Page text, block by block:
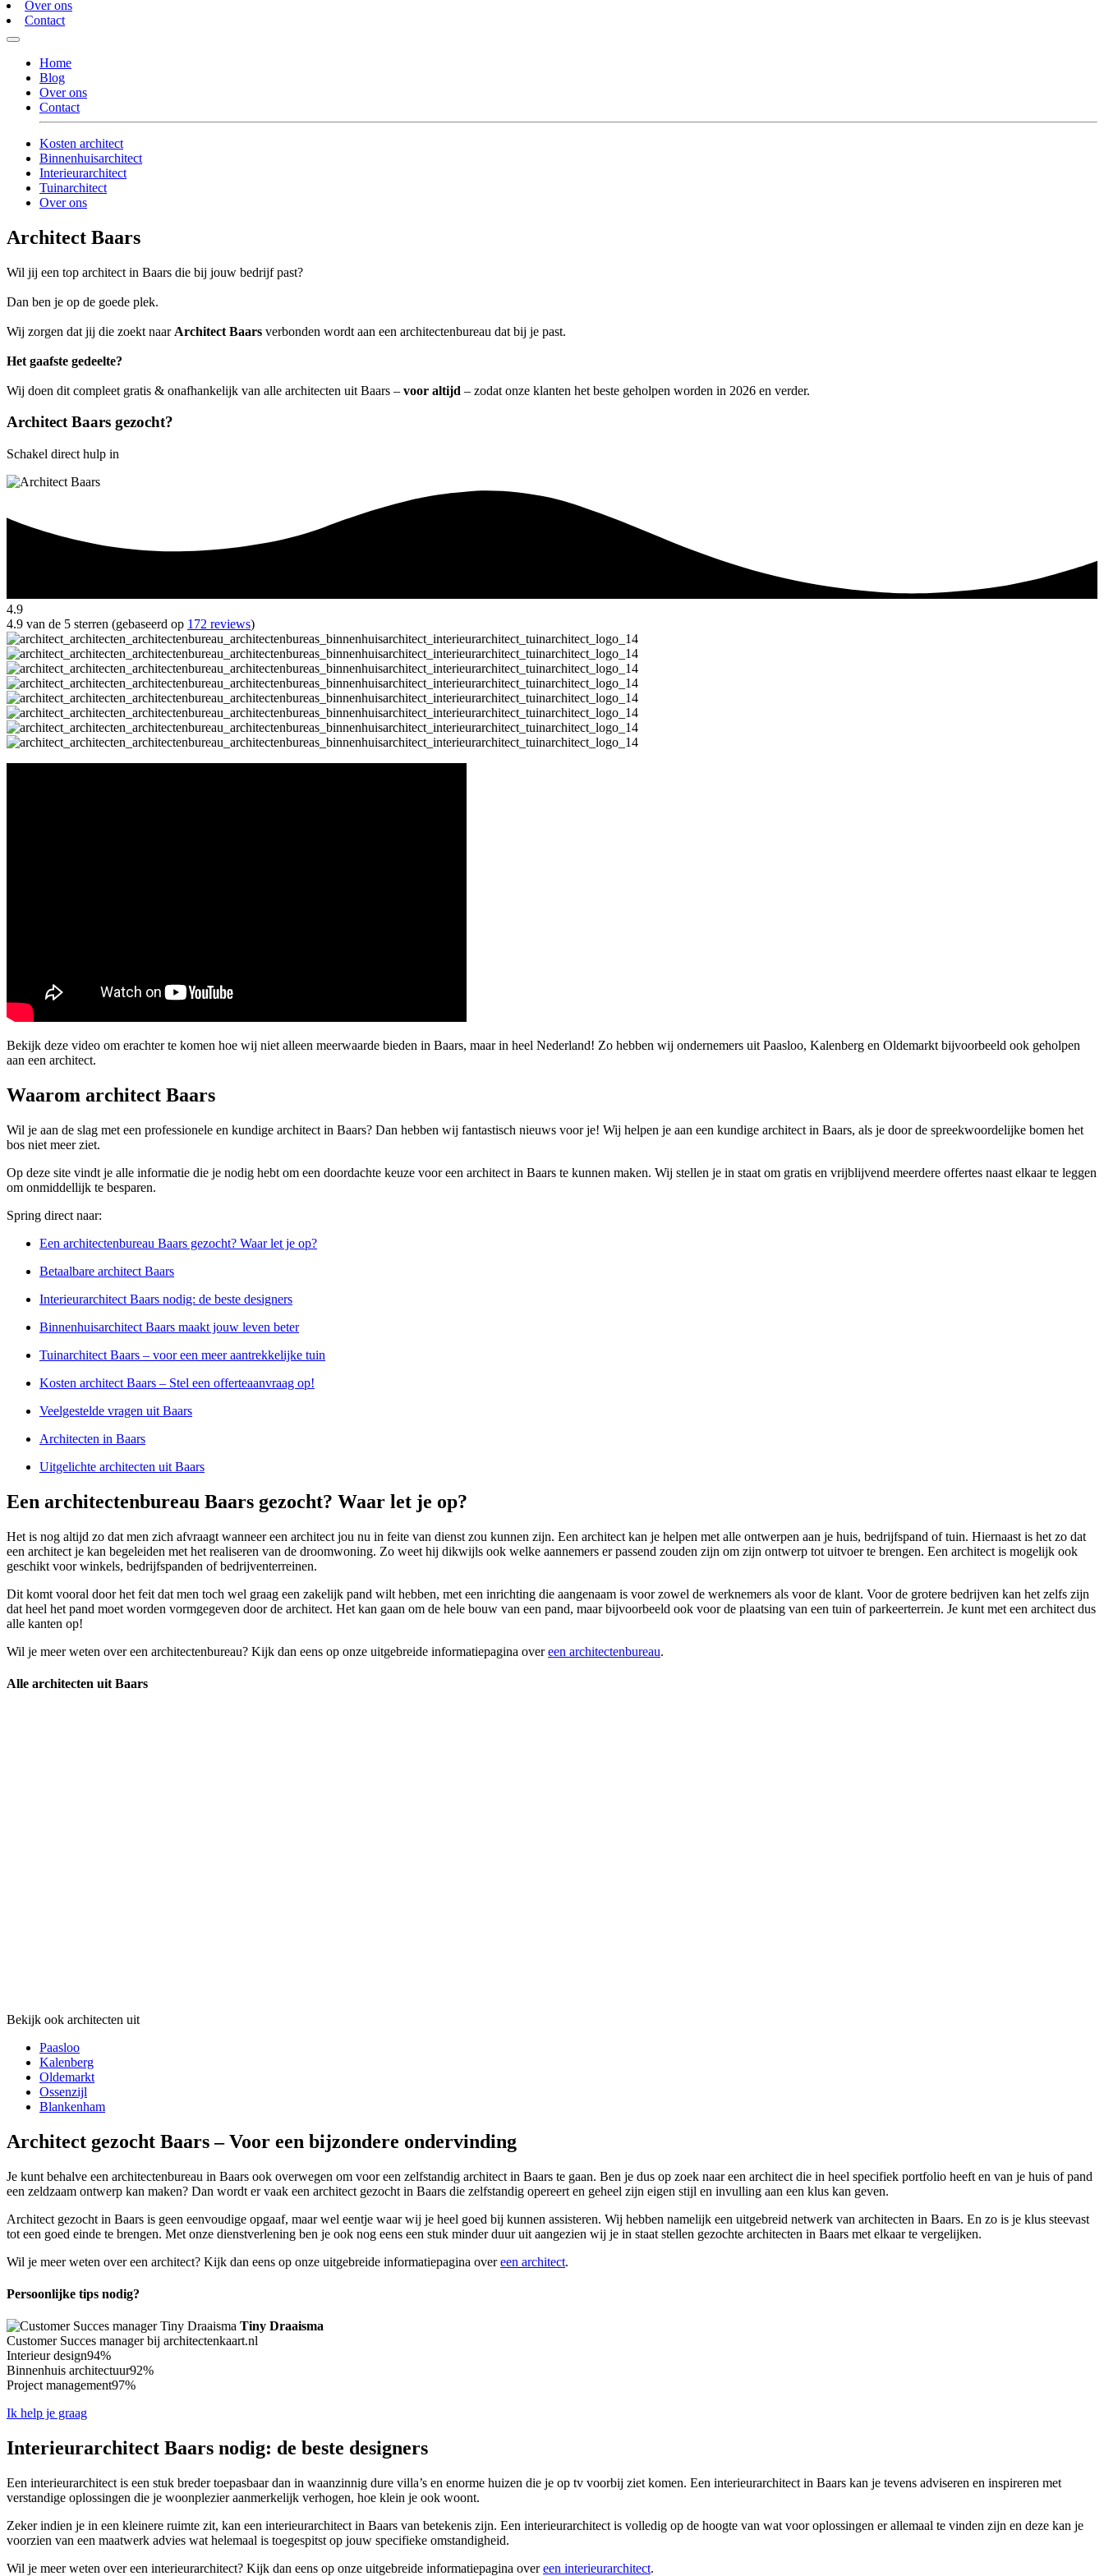
Over ons
Contact
Home
Blog
Over ons
Contact
Kosten architect
Binnenhuisarchitect
Interieurarchitect
Tuinarchitect
Over ons
Architect Baars
Wil jij een top architect in Baars die bij jouw bedrijf past?
Dan ben je op de goede plek.
Wij zorgen dat jij die zoekt naar Architect Baars verbonden wordt aan een architectenbureau dat bij je past.
Het gaafste gedeelte?
Wij doen dit compleet gratis & onafhankelijk van alle architecten uit Baars – voor altijd – zodat onze klanten het beste geholpen worden in 2026 en verder.
Architect Baars gezocht?
Schakel direct hulp in
4.9
4.9 van de 5 sterren (gebaseerd op 172 reviews)
Bekijk deze video om erachter te komen hoe wij niet alleen meerwaarde bieden in Baars, maar in heel Nederland! Zo hebben wij ondernemers uit Paasloo, Kalenberg en Oldemarkt bijvoorbeeld ook geholpen
aan een architect.
Waarom architect Baars
Wil je aan de slag met een professionele en kundige architect in Baars? Dan hebben wij fantastisch nieuws voor je! Wij helpen je aan een kundige architect in Baars, als je door de spreekwoordelijke bomen het
bos niet meer ziet.
Op deze site vindt je alle informatie die je nodig hebt om een doordachte keuze voor een architect in Baars te kunnen maken. Wij stellen je in staat om gratis en vrijblijvend meerdere offertes naast elkaar te leggen
om onmiddellijk te besparen.
Spring direct naar:
Een architectenbureau Baars gezocht? Waar let je op?
Betaalbare architect Baars
Interieurarchitect Baars nodig: de beste designers
Binnenhuisarchitect Baars maakt jouw leven beter
Tuinarchitect Baars – voor een meer aantrekkelijke tuin
Kosten architect Baars – Stel een offerteaanvraag op!
Veelgestelde vragen uit Baars
Architecten in Baars
Uitgelichte architecten uit Baars
Een architectenbureau Baars gezocht? Waar let je op?
Het is nog altijd zo dat men zich afvraagt wanneer een architect jou nu in feite van dienst zou kunnen zijn. Een architect kan je helpen met alle ontwerpen aan je huis, bedrijfspand of tuin. Hiernaast is het zo dat
een architect je kan begeleiden met het realiseren van de droomwoning. Zo weet hij dikwijls ook welke aannemers er passend zouden zijn om zijn ontwerp tot uitvoer te brengen. Een architect is mogelijk ook
geschikt voor winkels, bedrijfspanden of bedrijventerreinen.
Dit komt vooral door het feit dat men toch wel graag een zakelijk pand wilt hebben, met een inrichting die aangenaam is voor zowel de werknemers als voor de klant. Voor de grotere bedrijven kan het zelfs zijn
dat heel het pand moet worden vormgegeven door de architect. Het kan gaan om de hele bouw van een pand, maar bijvoorbeeld ook voor de plaatsing van een tuin of parkeerterrein. Je kunt met een architect dus
alle kanten op!
Wil je meer weten over een architectenbureau? Kijk dan eens op onze uitgebreide informatiepagina overeen architectenbureau.
Alle architecten uit Baars
Bekijk ook architecten uit
Paasloo
Kalenberg
Oldemarkt
Ossenzijl
Blankenham
Architect gezocht Baars – Voor een bijzondere ondervinding
Je kunt behalve een architectenbureau in Baars ook overwegen om voor een zelfstandig architect in Baars te gaan. Ben je dus op zoek naar een architect die in heel specifiek portfolio heeft en van je huis of pand
een zeldzaam ontwerp kan maken? Dan wordt er vaak een architect gezocht in Baars die zelfstandig opereert en geheel zijn eigen stijl en invulling aan een klus kan geven.
Architect gezocht in Baars is geen eenvoudige opgaaf, maar wel eentje waar wij je heel goed bij kunnen assisteren. Wij hebben namelijk een uitgebreid netwerk van architecten in Baars. En zo is je klus steevast
tot een goed einde te brengen. Met onze dienstverlening ben je ook nog eens een stuk minder duur uit aangezien wij je in staat stellen gezochte architecten in Baars met elkaar te vergelijken.
Wil je meer weten over een architect? Kijk dan eens op onze uitgebreide informatiepagina overeen architect.
Persoonlijke tips nodig?
Tiny Draaisma
Customer Succes manager bij architectenkaart.nl
Interieur design94%
Binnenhuis architectuur92%
Project management97%
Ik help je graag
Interieurarchitect Baars nodig: de beste designers
Een interieurarchitect is een stuk breder toepasbaar dan in waanzinnig dure villa’s en enorme huizen die je op tv voorbij ziet komen. Een interieurarchitect in Baars kan je tevens adviseren en inspireren met
verstandige oplossingen die je woonplezier aanmerkelijk verhogen, hoe klein je ook woont.
Zeker indien je in een kleinere ruimte zit, kan een interieurarchitect in Baars van betekenis zijn. Een interieurarchitect is volledig op de hoogte van wat voor oplossingen er allemaal te vinden zijn en deze kan je
voorzien van een maatwerk advies wat helemaal is toegespitst op jouw specifieke omstandigheid.
Wil je meer weten over een interieurarchitect? Kijk dan eens op onze uitgebreide informatiepagina overeen interieurarchitect.